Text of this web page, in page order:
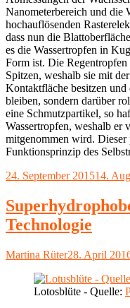
Nanometerbereich und die
hochauflösenden
dass nun die
es die Wassertropfen in
Form ist. Die Regentropfen
Spitzen, weshalb sie mit
Kontaktfläche besitzen
bleiben, sondern darüber
eine Schmutzpartikel, so
Wassertropfen, weshalb er
mitgenommen wird.
Funktionsprinzip des
Veröffentlicht
24. September 201514.
Technologie
Autor
Martina RüterVeröffentlicht
28. April
Lotosblüte - Quelle: